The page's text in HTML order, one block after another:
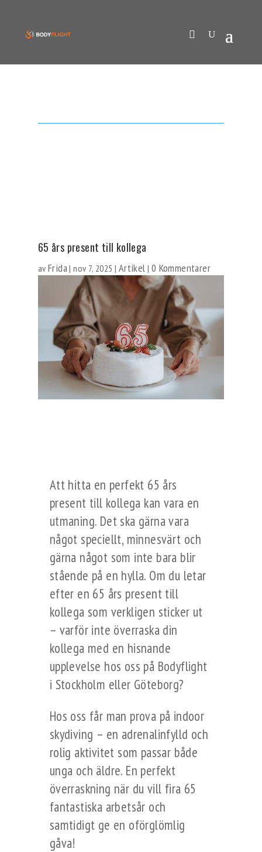
65 års present till kollega
av Frida|nov 7, 2025 | Artikel | 0 Kommentarer
Att hitta en perfekt 65 års
present till kollega kan vara en
utmaning. Det ska gärna vara
något speciellt, minnesvärt och
gärna något som inte bara blir
stående på en hylla. Om du letar
efter en 65 års present till
kollega som verkligen sticker ut
– varför inte överraska din
kollega med en hisnande
upplevelse hos oss på Bodyflight
i Stockholm eller Göteborg?
Hos oss får man prova på indoor
skydiving – en adrenalinfylld och
rolig aktivitet som passar både
unga och äldre. En perfekt
överraskning när du vill fira 65
fantastiska arbetsår och
samtidigt ge en oförglömlig
gåva!